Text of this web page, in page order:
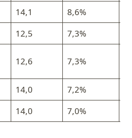
14,1 8,6%
12,5 7,3%
12,6 7,3%
14,0 7,2%
14,0 7,0%